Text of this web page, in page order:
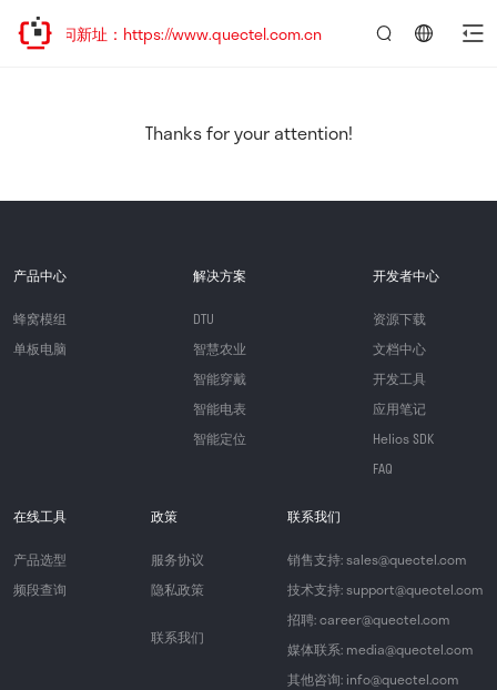
欢迎访问新址：https://www.quectel.com.cn
Thanks for your attention!
产品中心
蜂窝模组
单板电脑
解决方案
DTU
智慧农业
智能穿戴
智能电表
智能定位
开发者中心
资源下载
文档中心
开发工具
应用笔记
Helios SDK
FAQ
在线工具
产品选型
频段查询
政策
服务协议
隐私政策
联系我们
联系我们
销售支持: sales@quectel.com
技术支持: support@quectel.com
招聘: career@quectel.com
媒体联系: media@quectel.com
其他咨询: info@quectel.com